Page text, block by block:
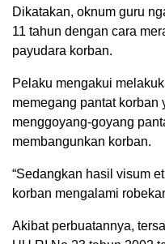
Dikatakan, oknum guru
11 tahun dengan cara
payudara korban.
Pelaku mengakui
memegang pantat korban
menggoyang-goyang
membangunkan korban.
“Sedangkan hasil visum
korban mengalami
Akibat perbuatannya,